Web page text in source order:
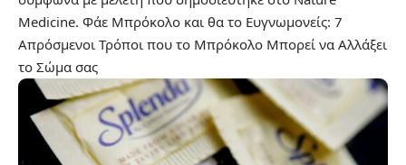
Medicine. Φάε Μπρόκολο και θα το Ευγνωμονείς: 7
Απρόσμενοι Τρόποι που το Μπρόκολο Μπορεί να Αλλάξει
το Σώμα σας